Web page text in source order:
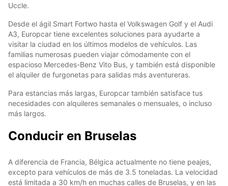
Uccle.
Desde el ágil Smart Fortwo hasta el Volkswagen Golf y el Audi
A3, Europcar tiene excelentes soluciones para ayudarte a
visitar la ciudad en los últimos modelos de vehículos. Las
familias numerosas pueden viajar cómodamente con el
espacioso Mercedes-Benz Vito Bus, y también está disponible
el alquiler de furgonetas para salidas más aventureras.
Para estancias más largas, Europcar también satisface tus
necesidades con alquileres semanales o mensuales, o incluso
más largos.
Conducir en Bruselas
A diferencia de Francia, Bélgica actualmente no tiene peajes,
excepto para vehículos de más de 3.5 toneladas. La velocidad
está limitada a 30 km/h en muchas calles de Bruselas, y en las